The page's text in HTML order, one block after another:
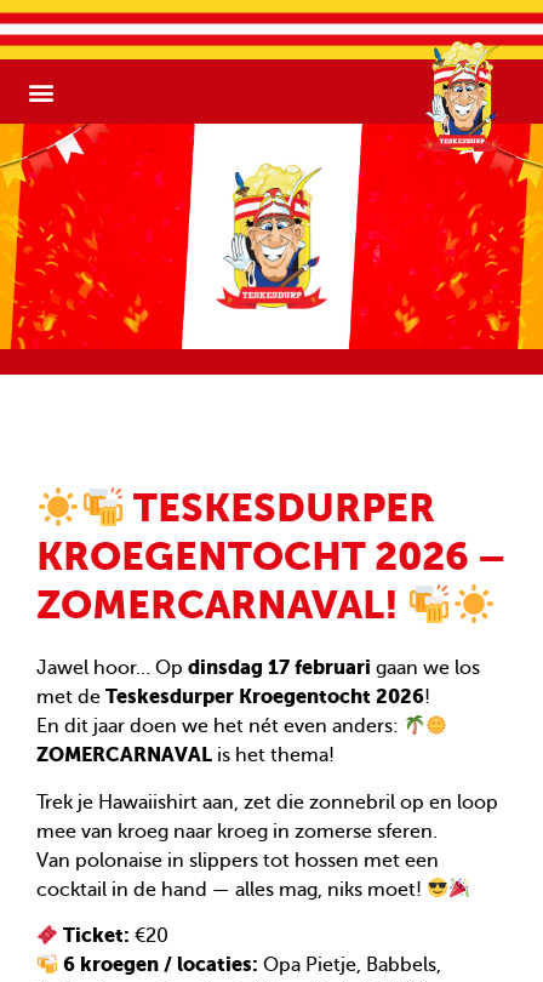
TESKESDURPER
KROEGENTOCHT 2026 –
ZOMERCARNAVAL!
Jawel hoor… Op dinsdag 17 februari gaan we los
met de Teskesdurper Kroegentocht 2026!
En dit jaar doen we het nét even anders:
ZOMERCARNAVAL is het thema!
Trek je Hawaiishirt aan, zet die zonnebril op en loop
mee van kroeg naar kroeg in zomerse sferen.
Van polonaise in slippers tot hossen met een
cocktail in de hand — alles mag, niks moet!
Ticket: €20
6 kroegen / locaties:Opa Pietje, Babbels,